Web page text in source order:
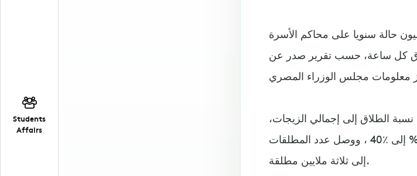
Students
Affairs
حالة سنويا على محاكم الأسرة
طلاق كل ساعة، حسب تقرير صدر عن
الطلاق إلى إجمالي الزيجات،
حيث ارتفعت نسب الطلاق خلال الخمسين عاما الأخيرة من 7% إلى ٪؜40 ، ووصل عدد المطلقات
إلى ثلاثة ملايين مطلقة.